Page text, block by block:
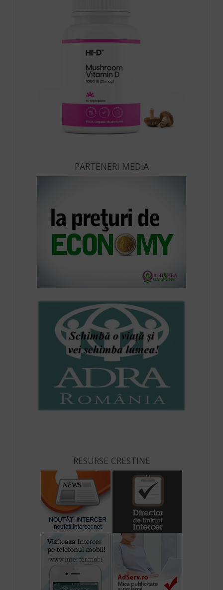
PARTENERI MEDIA
RESURSE CRESTINE